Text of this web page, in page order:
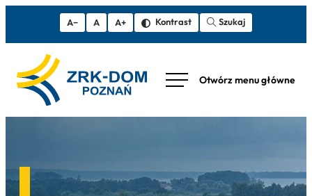
A− A A+ Kontrast Szukaj